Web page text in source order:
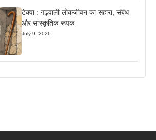
टेक्वा : गढ़वाली लोकजीवन का सहारा, संबंध
और सांस्कृतिक रूपक
July 9, 2026